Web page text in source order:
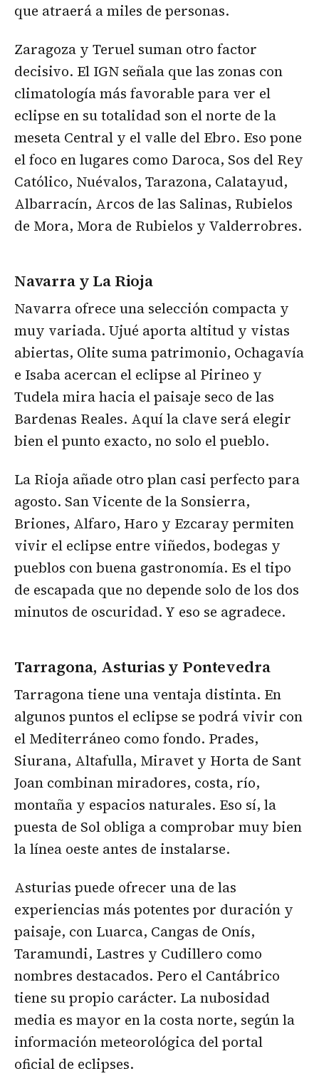
que atraerá a miles de personas.
Zaragoza y Teruel suman otro factor
decisivo. El IGN señala que las zonas con
climatología más favorable para ver el
eclipse en su totalidad son el norte de la
meseta Central y el valle del Ebro. Eso pone
el foco en lugares como Daroca, Sos del Rey
Católico, Nuévalos, Tarazona, Calatayud,
Albarracín, Arcos de las Salinas, Rubielos
de Mora, Mora de Rubielos y Valderrobres.
Navarra y La Rioja
Navarra ofrece una selección compacta y
muy variada. Ujué aporta altitud y vistas
abiertas, Olite suma patrimonio, Ochagavía
e Isaba acercan el eclipse al Pirineo y
Tudela mira hacia el paisaje seco de las
Bardenas Reales. Aquí la clave será elegir
bien el punto exacto, no solo el pueblo.
La Rioja añade otro plan casi perfecto para
agosto. San Vicente de la Sonsierra,
Briones, Alfaro, Haro y Ezcaray permiten
vivir el eclipse entre viñedos, bodegas y
pueblos con buena gastronomía. Es el tipo
de escapada que no depende solo de los dos
minutos de oscuridad. Y eso se agradece.
Tarragona, Asturias y Pontevedra
Tarragona tiene una ventaja distinta. En
algunos puntos el eclipse se podrá vivir con
el Mediterráneo como fondo. Prades,
Siurana, Altafulla, Miravet y Horta de Sant
Joan combinan miradores, costa, río,
montaña y espacios naturales. Eso sí, la
puesta de Sol obliga a comprobar muy bien
la línea oeste antes de instalarse.
Asturias puede ofrecer una de las
experiencias más potentes por duración y
paisaje, con Luarca, Cangas de Onís,
Taramundi, Lastres y Cudillero como
nombres destacados. Pero el Cantábrico
tiene su propio carácter. La nubosidad
media es mayor en la costa norte, según la
información meteorológica del portal
oficial de eclipses.